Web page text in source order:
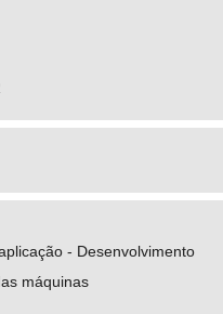
- Desenvolvimento
máquinas